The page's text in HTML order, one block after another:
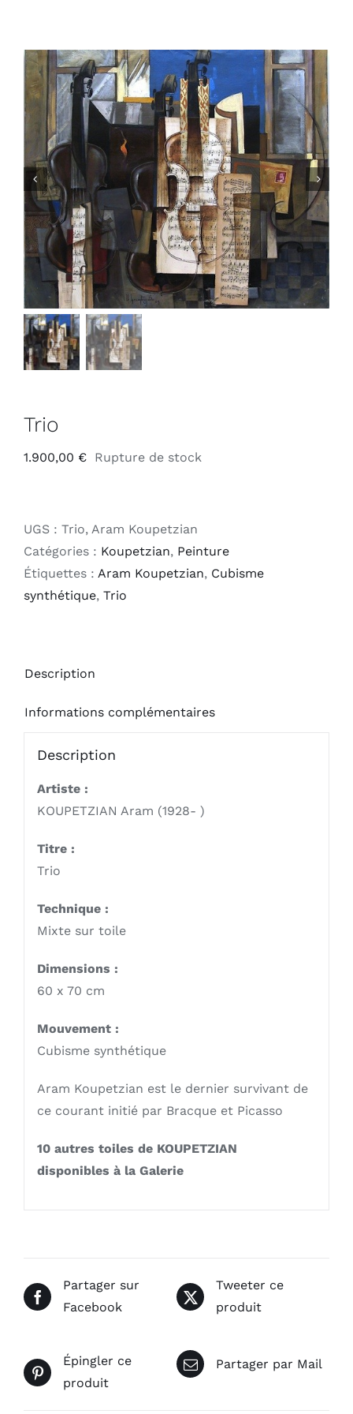
Trio
1.900,00 € Rupture de stock
UGS : Trio, Aram Koupetzian
Catégories : Koupetzian, Peinture
Étiquettes : Aram Koupetzian, Cubisme
synthétique, Trio
Description
Informations complémentaires
Description
Artiste :
KOUPETZIAN Aram (1928- )
Titre :
Trio
Technique :
Mixte sur toile
Dimensions :
60 x 70 cm
Mouvement :
Cubisme synthétique
Aram Koupetzian est le dernier survivant de
ce courant initié par Bracque et Picasso
10 autres toiles de KOUPETZIAN
disponibles à la Galerie
Partager sur
Facebook
Tweeter ce
produit
Épingler ce
produit
Partager par Mail